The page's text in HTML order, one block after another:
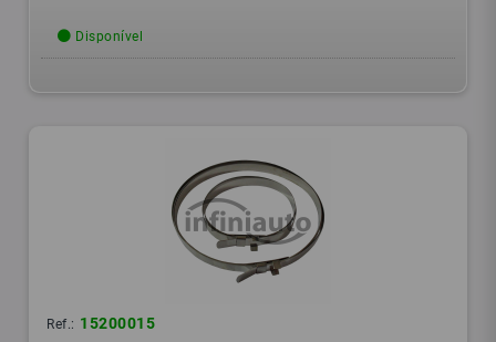
Disponível
Ref.: 15200015